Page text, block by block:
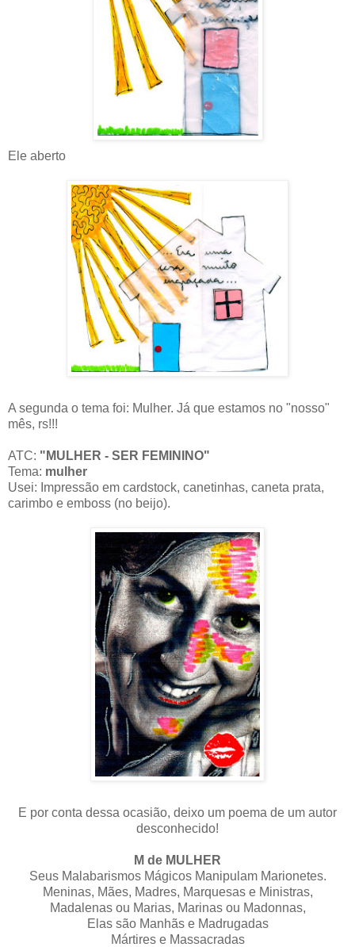
Ele aberto
A segunda o tema foi: Mulher. Já que estamos no "nosso"
mês, rs!!!
ATC: "MULHER - SER FEMININO"
Tema: mulher
Usei: Impressão em cardstock, canetinhas, caneta prata,
carimbo e emboss (no beijo).
E por conta dessa ocasião, deixo um poema de um autor
desconhecido!
M de MULHER
Seus Malabarismos Mágicos Manipulam Marionetes.
Meninas, Mães, Madres, Marquesas e Ministras,
Madalenas ou Marias, Marinas ou Madonnas,
Elas são Manhãs e Madrugadas
Mártires e Massacradas